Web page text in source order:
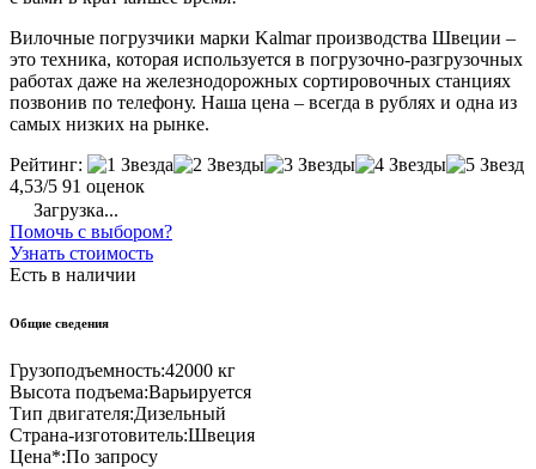
Вилочные погрузчики марки Kalmar производства Швеции –
это техника, которая используется в погрузочно-разгрузочных
работах даже на железнодорожных сортировочных станциях
позвонив по телефону. Наша цена – всегда в рублях и одна из
самых низких на рынке.
Рейтинг:
4,53/5 91 оценок
Загрузка...
Помочь с выбором?
Узнать стоимость
Есть в наличии
Общие сведения
Грузоподъемность:42000 кг
Высота подъема:Варьируется
Тип двигателя:Дизельный
Страна-изготовитель:Швеция
Цена*:По запросу